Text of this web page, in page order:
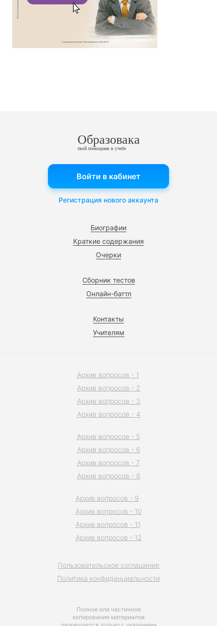
Образовака
твой помощник в учебе
Биографии
Краткие содержания
Очерки
Сборник тестов
Онлайн-баттл
Контакты
Учителям
Войти в кабинет
Регистрация нового аккаунта
Полное или частичное
копирование материалов
Пользовательское соглашение
Политика конфиденциальности
Архив вопросов - 1
Архив вопросов - 2
Архив вопросов - 3
Архив вопросов - 4
Архив вопросов - 5
Архив вопросов - 6
Архив вопросов - 7
Архив вопросов - 8
Архив вопросов - 9
Архив вопросов - 10
Архив вопросов - 11
Архив вопросов - 12